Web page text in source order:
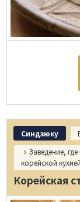
Синдзюку
Заведение,
корейской кухней
Корейская